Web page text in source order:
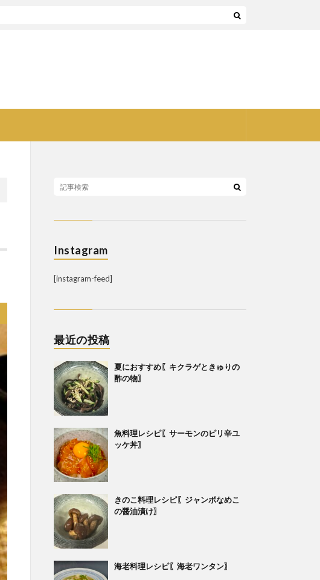
Instagram
[instagram-feed]
最近の投稿
夏におすすめ〖キクラゲときゅりの
酢の物〗
魚料理レシピ〖サーモンのピリ辛ユ
ッケ丼〗
きのこ料理レシピ〖ジャンボなめこ
の醤油漬け〗
海老料理レシピ〖海老ワンタン〗